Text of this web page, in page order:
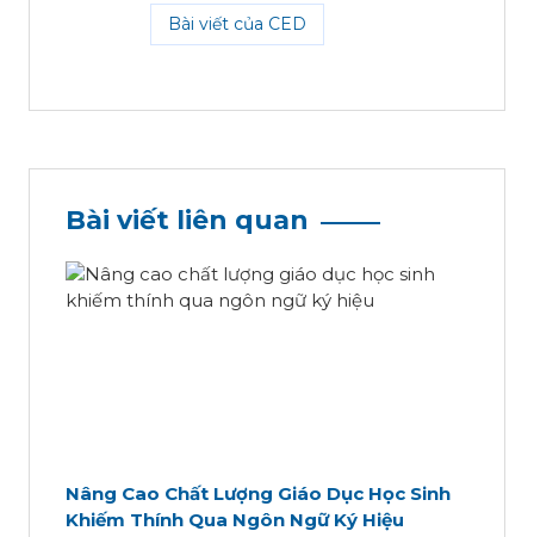
Bài viết của CED
Bài viết liên quan
Nâng Cao Chất Lượng Giáo Dục Học Sinh
Khiếm Thính Qua Ngôn Ngữ Ký Hiệu